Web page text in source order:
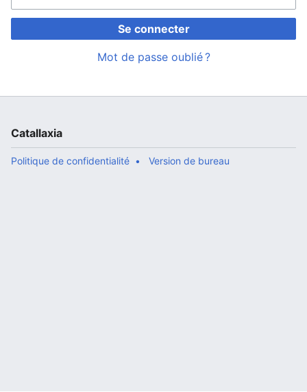
Se connecter
Mot de passe oublié ?
Catallaxia
Politique de confidentialité Version de bureau